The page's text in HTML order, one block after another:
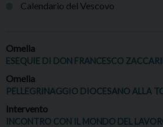
Calendario del Vescovo
Omelia
ESEQUIE DI DON FRANCESCO
Omelia
PELLEGRINAGGIO DIOCESANO ALLA
Intervento
INCONTRO CON IL MONDO DEL